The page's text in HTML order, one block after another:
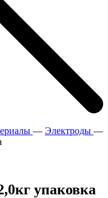
— Электроды —
упаковка